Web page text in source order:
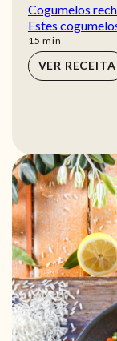
Cogumelos
Estes
15 min
min
VER RECEITA